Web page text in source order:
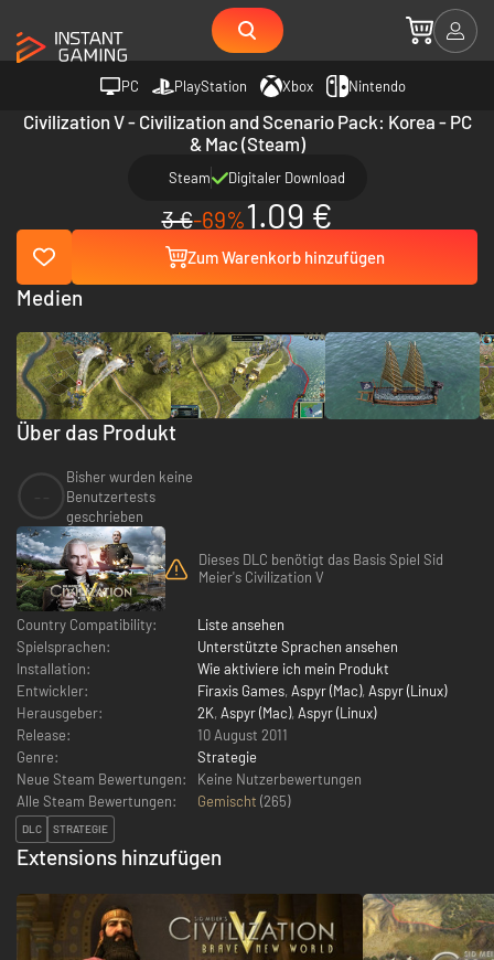
PC PlayStation Xbox Nintendo
Civilization V - Civilization and Scenario Pack: Korea - PC
& Mac (Steam)
Steam Digitaler Download
3 €-69%1.09 €
Zum Warenkorb hinzufügen
Über das Produkt
Bisher wurden keine
Benutzertests
geschrieben
Dieses DLC benötigt das Basis Spiel Sid
Meier's Civilization V
Country Compatibility:
Liste ansehen
Spielsprachen:
Unterstützte Sprachen ansehen
Installation:
Wie aktiviere ich mein Produkt
Entwickler:
Firaxis Games, Aspyr (Mac), Aspyr (Linux)
Herausgeber:
2K, Aspyr (Mac), Aspyr (Linux)
Release:
10 August 2011
Genre:
Strategie
Neue Steam Bewertungen:
Keine Nutzerbewertungen
Alle Steam Bewertungen:
Gemischt (265)
DLC STRATEGIE
Extensions hinzufügen
Medien